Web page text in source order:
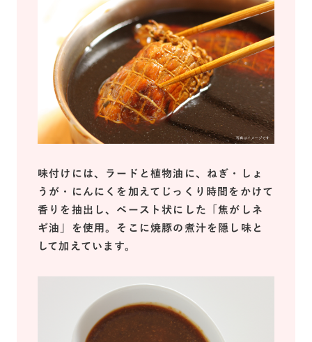
味付けには、ラードと植物油に、ねぎ・しょ
うが・にんにくを加えてじっくり時間をかけて
香りを抽出し、ペースト状にした「焦がしネ
ギ油」を使用。そこに焼豚の煮汁を隠し味と
して加えています。